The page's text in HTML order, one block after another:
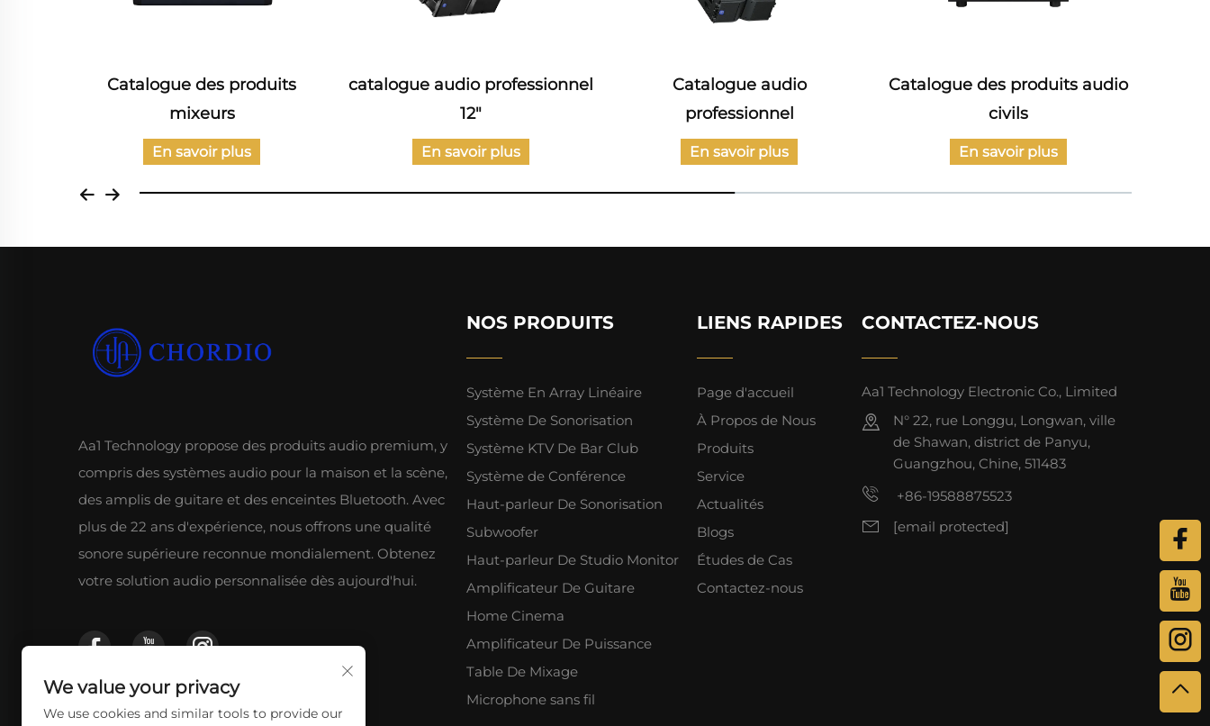
Catalogue des produits
mixeurs
En savoir plus
catalogue audio professionnel
12"
En savoir plus
Catalogue audio
professionnel
En savoir plus
Catalogue des produits audio
civils
En savoir plus
Aa1 Technology propose des produits audio premium, y
compris des systèmes audio pour la maison et la scène,
des amplis de guitare et des enceintes Bluetooth. Avec
plus de 22 ans d'expérience, nous offrons une qualité
sonore supérieure reconnue mondialement. Obtenez
votre solution audio personnalisée dès aujourd'hui.
NOS PRODUITS
Système En Array Linéaire
Système De Sonorisation
Système KTV De Bar Club
Système de Conférence
Haut-parleur De Sonorisation
Subwoofer
Haut-parleur De Studio Monitor
Amplificateur De Guitare
Home Cinema
Amplificateur De Puissance
Table De Mixage
Microphone sans fil
LIENS RAPIDES
Page d'accueil
À Propos de Nous
Produits
Service
Actualités
Blogs
Études de Cas
Contactez-nous
CONTACTEZ-NOUS
Aa1 Technology Electronic Co., Limited
N° 22, rue Longgu, Longwan, ville
de Shawan, district de Panyu,
Guangzhou, Chine, 511483
+86-19588875523
[email protected]
We value your privacy
We use cookies and similar tools to provide our